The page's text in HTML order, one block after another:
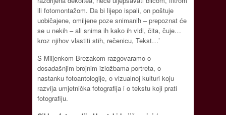
ili fotomontažom. Da bi lijepo ispali, on poštuje
uobičajene, omiljene poze snimanih – prepoznat će
se u nekih – ali snima ih kako ih vidi, čita, čuje…
kroz njihov vlastiti stih, rečenicu, Tekst…’
S Miljenkom Brezakom razgovaramo o
dosadašnjim brojnim izložbama portreta, o
nastanku fotoantologije, o vizualnoj kulturi koju
razvija umjetnička fotografija i o tekstu koji prati
fotografiju.